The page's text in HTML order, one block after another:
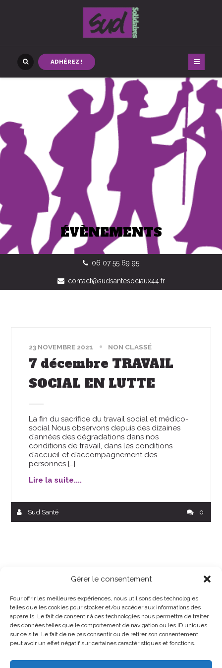
Gérer le consentement
Pour offrir les meilleures expériences, nous utilisons des technologies
telles que les cookies pour stocker et/ou accéder aux informations des
appareils. Le fait de consentir à ces technologies nous permettra de traiter
des données telles que le comportement de navigation ou les ID uniques
sur ce site. Le fait de ne pas consentir ou de retirer son consentement
peut avoir un effet négatif sur certaines caractéristiques et fonctions.
ADHÉREZ !
ÉVÈNEMENTS
06 07 55 69 95
contact@sudsantesociaux44.fr
23 NOVEMBRE 2021 NON CLASSÉ
7 décembre TRAVAIL
SOCIAL EN LUTTE
La fin du sacrifice du travail social et médico-
social Nous observons depuis des dizaines
d’années des dégradations dans nos
conditions de travail, dans les conditions
d’accueil et d’accompagnement des
personnes […]
Lire la suite....
Sud Santé 0